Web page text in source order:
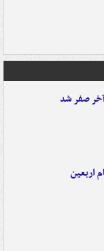
صفر شد
اربعین